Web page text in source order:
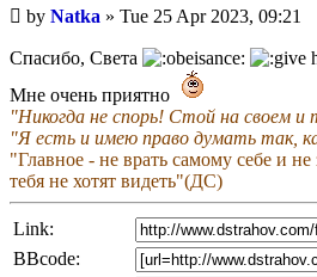
Unread
post
by Natka » Tue 25 Apr 2023, 09:21
Спасибо, Света
Мне очень приятно
"Никогда не спорь! Стой на своем
"Я есть и имею право думать так,
"Главное - не врать самому себе и не
тебя не хотят видеть"(ДС)
Link:
BBcode: